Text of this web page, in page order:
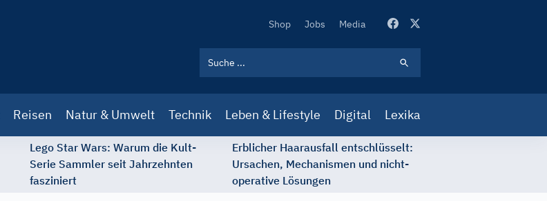
Secondary
Shop Jobs Media
Reisen Natur & Umwelt Technik Leben & Lifestyle Digital Lexika
Lego Star Wars: Warum die Kult-
Serie Sammler seit Jahrzehnten
fasziniert
Erblicher Haarausfall entschlüsselt:
Ursachen, Mechanismen und nicht-
operative Lösungen